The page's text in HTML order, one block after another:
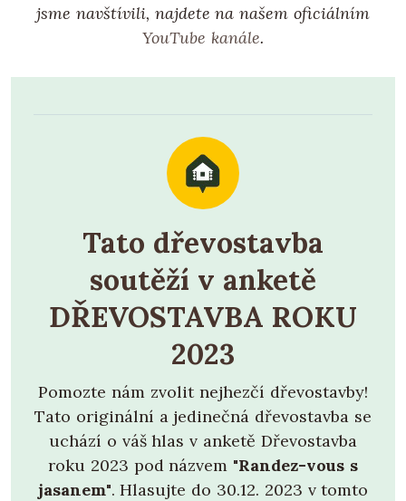
jsme navštívili, najdete na našem oficiálním
YouTube kanále.
Tato dřevostavba
soutěží v anketě
DŘEVOSTAVBA ROKU
2023
Pomozte nám zvolit nejhezčí dřevostavby!
Tato originální a jedinečná dřevostavba se
uchází o váš hlas v anketě Dřevostavba
roku 2023 pod názvem "Randez-vous s
jasanem". Hlasujte do 30.12. 2023 v tomto